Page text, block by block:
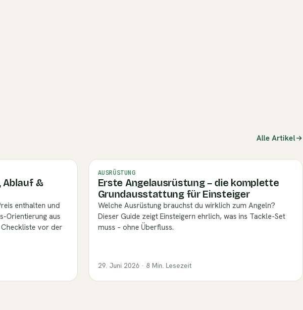
blog/stopperknoten-binden)
Alle Artikel
Ablauf &
enthalten und
Orientierung aus
Checkliste vor der
AUSRÜSTUNG
Erste Angelausrüstung – die komplette
Grundausstattung für Einsteiger
Welche Ausrüstung brauchst du wirklich zum Angeln?
Dieser Guide zeigt Einsteigern ehrlich, was ins Tackle-Set
muss – ohne Überfluss.
29. Juni 2026 · 8 Min. Lesezeit